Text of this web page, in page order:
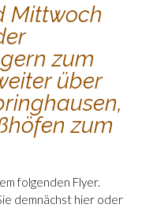
Mittwoch
zum
über
zum
folgenden Flyer.
demnächst hier oder